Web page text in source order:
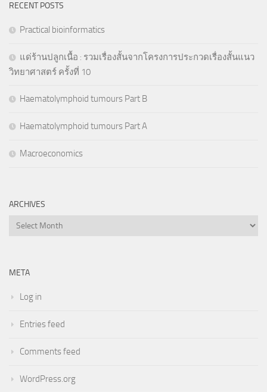
RECENT POSTS
Practical bioinformatics
แด่ร้านปลูกเนื้อ : รวมเรื่องสั้นจากโครงการประกวดเรื่องสั้นแนว
วิทยาศาสตร์ ครั้งที่ 10
Haematolymphoid tumours Part B
Haematolymphoid tumours Part A
Macroeconomics
ARCHIVES
Archives
META
Log in
Entries feed
Comments feed
WordPress.org